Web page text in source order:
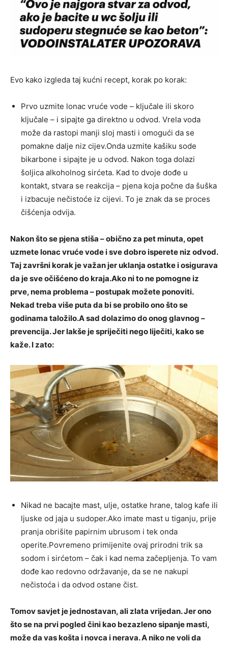
Evo kako izgleda taj kućni recept, korak po korak:
Prvo uzmite lonac vruće vode – ključale ili skoro
ključale – i sipajte ga direktno u odvod. Vrela voda
može da rastopi manji sloj masti i omogući da se
pomakne dalje niz cijev.Onda uzmite kašiku sode
bikarbone i sipajte je u odvod. Nakon toga dolazi
šoljica alkoholnog sirćeta. Kad to dvoje dođe u
kontakt, stvara se reakcija – pjena koja počne da šuška
i izbacuje nečistoće iz cijevi. To je znak da se proces
čišćenja odvija.
Nakon što se pjena stiša – obično za pet minuta, opet
uzmete lonac vruće vode i sve dobro isperete niz odvod.
Taj završni korak je važan jer uklanja ostatke i osigurava
da je sve očišćeno do kraja.Ako ni to ne pomogne iz
prve, nema problema – postupak možete ponoviti.
Nekad treba više puta da bi se probilo ono što se
godinama taložilo.A sad dolazimo do onog glavnog –
prevencija. Jer lakše je spriječiti nego liječiti, kako se
kaže. I zato:
Nikad ne bacajte mast, ulje, ostatke hrane, talog kafe ili
ljuske od jaja u sudoper.Ako imate mast u tiganju, prije
pranja obrišite papirnim ubrusom i tek onda
operite.Povremeno primijenite ovaj prirodni trik sa
sodom i sirćetom – čak i kad nema začepljenja. To vam
dođe kao redovno održavanje, da se ne nakupi
nečistoća i da odvod ostane čist.
Tomov savjet je jednostavan, ali zlata vrijedan. Jer ono
što se na prvi pogled čini kao bezazleno sipanje masti,
može da vas košta i novca i nerava. A niko ne voli da